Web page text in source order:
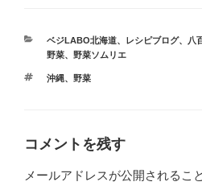
カ
テ
リ
ベジLABO北海道、 レシピブログ、 八
野菜、 野菜ソムリエ
タ
沖縄、 野菜
コメントを残す
メールアドレスが公開されるこ